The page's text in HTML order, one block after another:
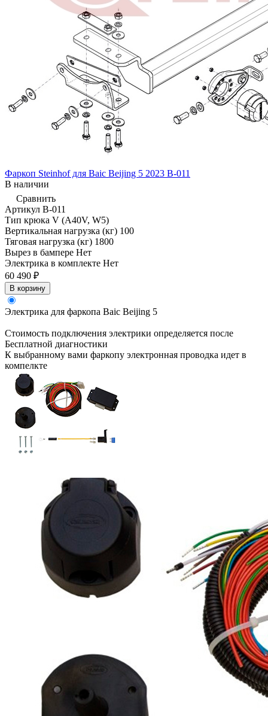
Фаркоп Steinhof для Baic Beijing 5 2023 B-011
В наличии
Сравнить
Артикул B-011
Тип крюка V (A40V, W5)
Вертикальная нагрузка (кг) 100
Тяговая нагрузка (кг) 1800
Вырез в бампере Нет
Электрика в комплекте Нет
60 490 ₽
В корзину
Электрика для фаркопа Baic Beijing 5
Стоимость подключения электрики определяется после
Бесплатной диагностики
К выбранному вами фаркопу электронная проводка идет в
компелкте